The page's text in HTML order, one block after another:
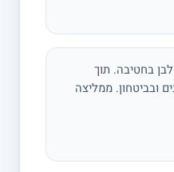
בחטיבה. תוך
ובביטחון. ממליצה